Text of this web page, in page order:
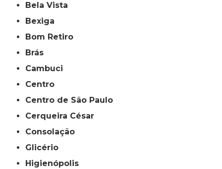
Bela Vista
Bexiga
Bom Retiro
Brás
Cambuci
Centro
Centro de São Paulo
Cerqueira César
Consolação
Glicério
Higienópolis